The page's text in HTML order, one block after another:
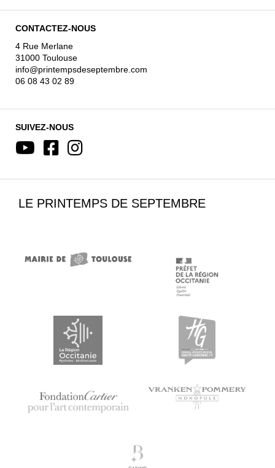
CONTACTEZ-NOUS
4 Rue Merlane
31000 Toulouse
info@printempsdeseptembre.com
06 08 43 02 89
SUIVEZ-NOUS
LE PRINTEMPS DE SEPTEMBRE